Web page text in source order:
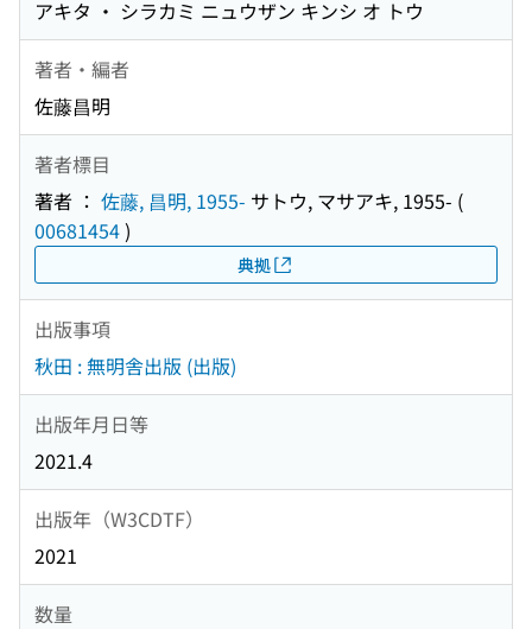
アキタ ・ シラカミ ニュウザン キンシ オ トウ
著者・編者
佐藤昌明
著者標目
著者 ： 佐藤, 昌明, 1955- サトウ, マサアキ, 1955- (
00681454)
典拠
出版事項
秋田 : 無明舎出版 (出版)
出版年月日等
2021.4
出版年（W3CDTF）
2021
数量